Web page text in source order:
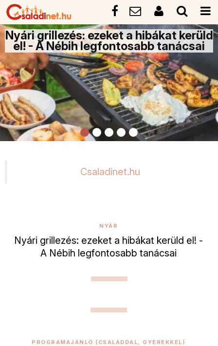
Nyári grillezés: ezeket a hibákat kerüld
el! - A Nébih legfontosabb tanácsai
Csaladinet.hu
NYÁR
Nyári grillezés: ezeket a hibákat kerüld el! -
A Nébih legfontosabb tanácsai
PROGRAMAJÁNLÓ (CSALÁDDAL, GYEREKKEL)